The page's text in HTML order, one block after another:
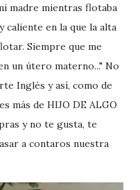
madre mientras flotaba
caliente en la que la alta
Siempre que me
un útero materno..." No
Inglés y así, como de
más de HIJO DE ALGO
y no te gusta, te
a contaros nuestra